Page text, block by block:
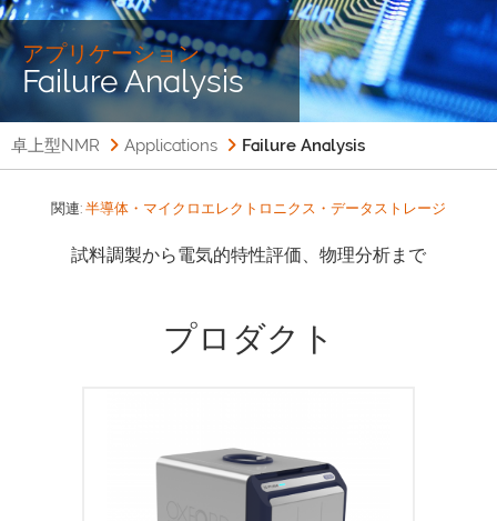
イベント
お問い合わせ
アプリケーション
Failure Analysis
卓上型NMR Applications Failure Analysis
関連: 半導体・マイクロエレクトロニクス・データストレージ
試料調製から電気的特性評価、物理分析まで
プロダクト
X-Pulseは、卓上型NMRに革新的な自由度
をもたらします。X-Pulseを利用して、真
の広帯域 X-nuclei 機能、フローケミスト